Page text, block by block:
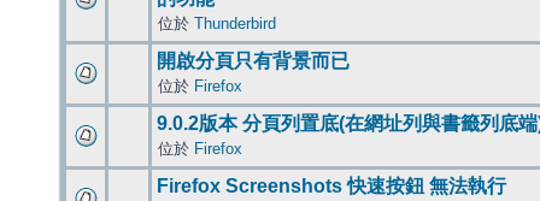
位於 Thunderbird
開啟分頁只有背景而已
位於 Firefox
9.0.2版本 分頁列置底(在網址列與書籤列底
位於 Firefox
Firefox Screenshots 快速按鈕 無法執行